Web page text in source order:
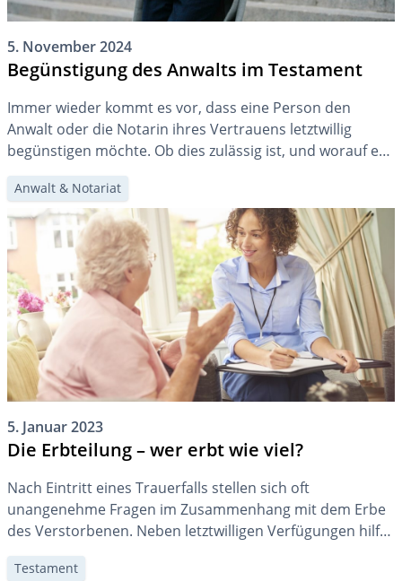
5. November 2024
Begünstigung des Anwalts im Testament
Immer wieder kommt es vor, dass eine Person den
Anwalt oder die Notarin ihres Vertrauens letztwillig
begünstigen möchte. Ob dies zulässig ist, und worauf es
allenfalls zu achten gilt, erklären wir Ihnen in diesem
Ratgeberartikel.
Anwalt & Notariat
5. Januar 2023
Die Erbteilung – wer erbt wie viel?
Nach Eintritt eines Trauerfalls stellen sich oft
unangenehme Fragen im Zusammenhang mit dem Erbe
des Verstorbenen. Neben letztwilligen Verfügungen hilft
die gesetzliche Erbfolge bei der Klärung weiter.
Testament